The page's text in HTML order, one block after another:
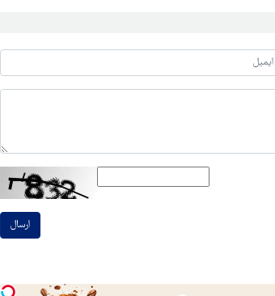
ارسال